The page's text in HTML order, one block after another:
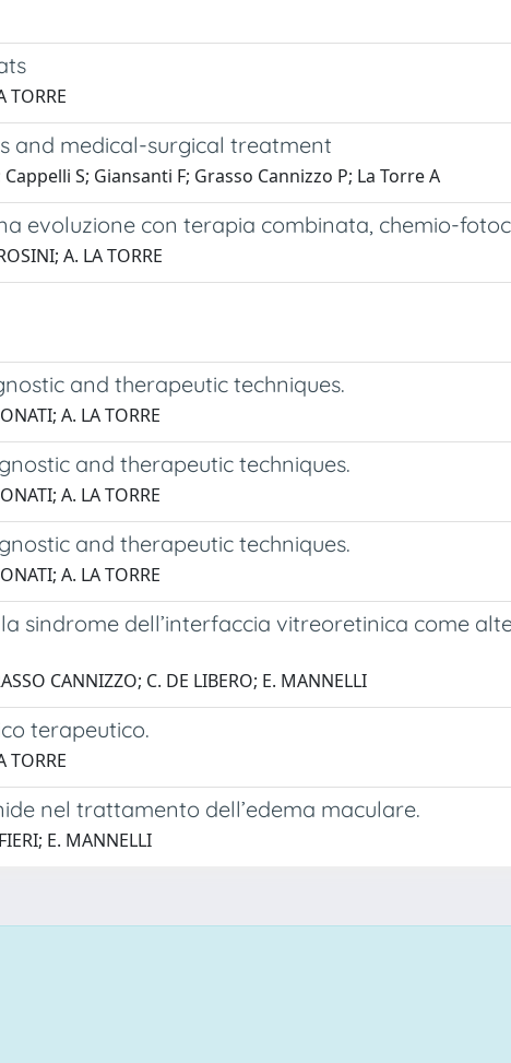
TORRE
and medical-surgical treatment
S; Giansanti F; Grasso Cannizzo P; La Torre A
evoluzione con terapia combinata, chemio-
A. LA TORRE
and therapeutic techniques.
A. LA TORRE
and therapeutic techniques.
A. LA TORRE
and therapeutic techniques.
A. LA TORRE
sindrome dell’interfaccia vitreoretinica come
CANNIZZO; C. DE LIBERO; E. MANNELLI
terapeutico.
TORRE
nel trattamento dell’edema maculare.
E. MANNELLI